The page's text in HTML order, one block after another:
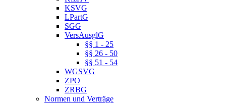
KSVG
LPartG
SGG
VersAusglG
§§ 1 - 25
§§ 26 - 50
§§ 51 - 54
WGSVG
ZPO
ZRBG
Normen und Verträge